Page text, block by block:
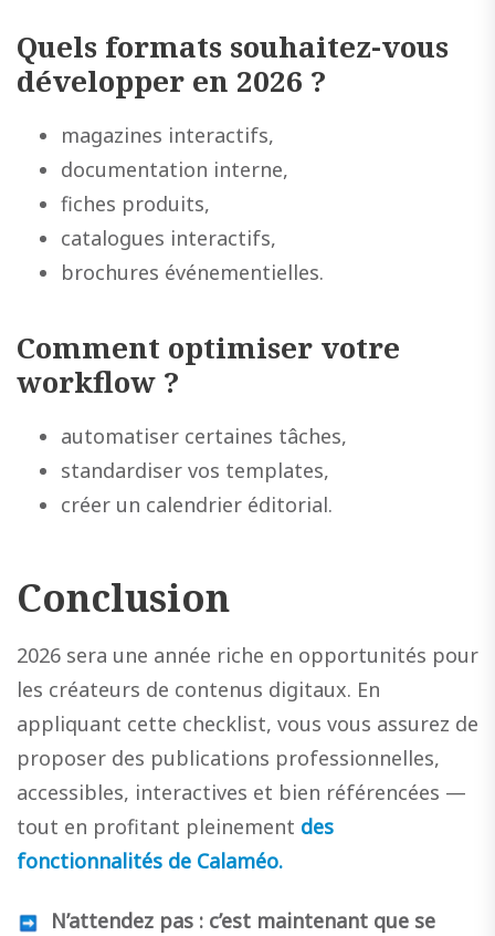
Quels formats souhaitez-vous
développer en 2026 ?
magazines interactifs,
documentation interne,
fiches produits,
catalogues interactifs,
brochures événementielles.
Comment optimiser votre
workflow ?
automatiser certaines tâches,
standardiser vos templates,
créer un calendrier éditorial.
Conclusion
2026 sera une année riche en opportunités pour
les créateurs de contenus digitaux. En
appliquant cette checklist, vous vous assurez de
proposer des publications professionnelles,
accessibles, interactives et bien référencées —
tout en profitant pleinement des
fonctionnalités de Calaméo.
N’attendez pas : c’est maintenant que se